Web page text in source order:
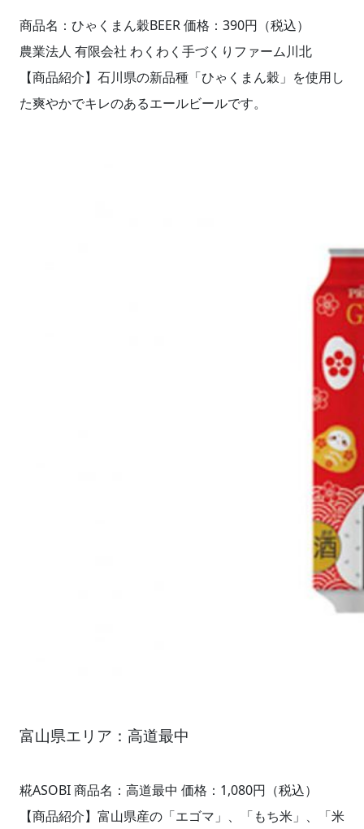
商品名：ひゃくまん穀BEER 価格：390円（税込）
農業法人 有限会社 わくわく手づくりファーム川北
【商品紹介】石川県の新品種「ひゃくまん穀」を使用し
た爽やかでキレのあるエールビールです。
富山県エリア：高道最中
糀ASOBI 商品名：高道最中 価格：1,080円（税込）
【商品紹介】富山県産の「エゴマ」、「もち米」、「米